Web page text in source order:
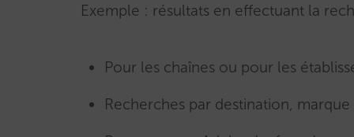
Exemple : résultats en effectuant la
Pour les chaînes ou pour les
Recherches par destination,